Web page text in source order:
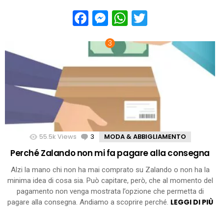
Facebook
Messenger
WhatsApp
55.5k Views 3 Comments
MODA & ABBIGLIAMENTO
Perché Zalando non mi fa pagare alla consegna
Alzi la mano chi non ha mai comprato su Zalando o non ha la
minima idea di cosa sia. Può capitare, però, che al momento del
pagamento non venga mostrata l’opzione che permetta di
pagare alla consegna. Andiamo a scoprire perché. LEGGI DI PIÙ